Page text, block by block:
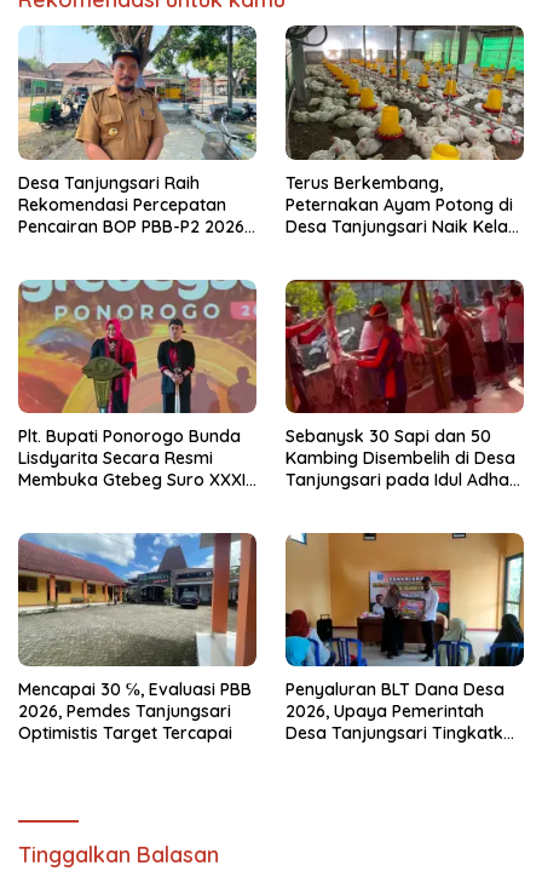
Desa Tanjungsari Raih
Rekomendasi Percepatan
Pencairan BOP PBB-P2 2026
Terus Berkembang,
Peternakan Ayam Potong di
Desa Tanjungsari Naik Kelas
Plt. Bupati Ponorogo Bunda
Lisdyarita Secara Resmi
Membuka Gtebeg Suro XXXI
Sebanysk 30 Sapi dan 50
Kambing Disembelih di Desa
Tanjungsari pada Idul Adha
Mencapai 30 ℅, Evaluasi PBB
2026, Pemdes Tanjungsari
Optimistis Target Tercapai
Penyaluran BLT Dana Desa
2026, Upaya Pemerintah
Desa Tanjungsari Tingkatkan
Tinggalkan Balasan